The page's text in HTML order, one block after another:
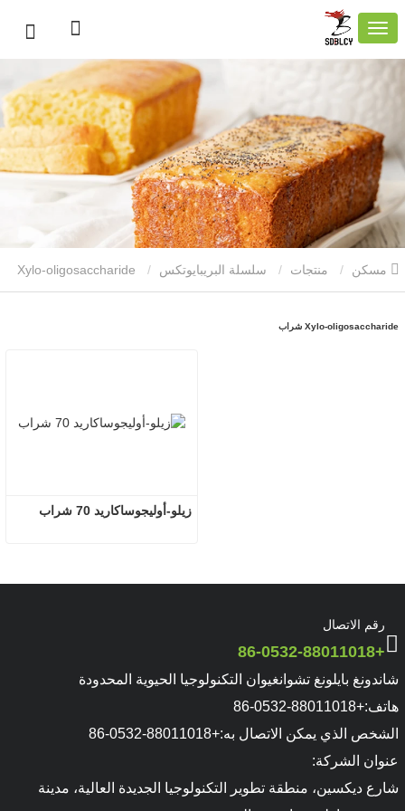
منتجات سلسلة البريبايوتكس Xylo-oligosaccharide
Xylo-oligosaccharide شراب
زيلو-أوليجوساكاريد 70 شراب
رقم الاتصال
+86-0532-88011018
شاندونغ بايلونغ تشوانغيوان التكنولوجيا الحيوية المحدودة
هاتف:+86-0532-88011018
الشخص الذي يمكن الاتصال به:+86-0532-88011018
عنوان الشركة:
شارع ديكسين، منطقة تطوير التكنولوجيا الجديدة العالية، مدينة